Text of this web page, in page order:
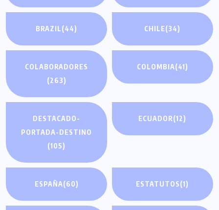
BRAZIL(44) CHILE(34)
COLABORADORES
(263)
COLOMBIA(41)
DESTACADO-
PORTADA-DESTINO
(105)
ECUADOR(12)
ESPAÑA(60) ESTATUTOS(1)